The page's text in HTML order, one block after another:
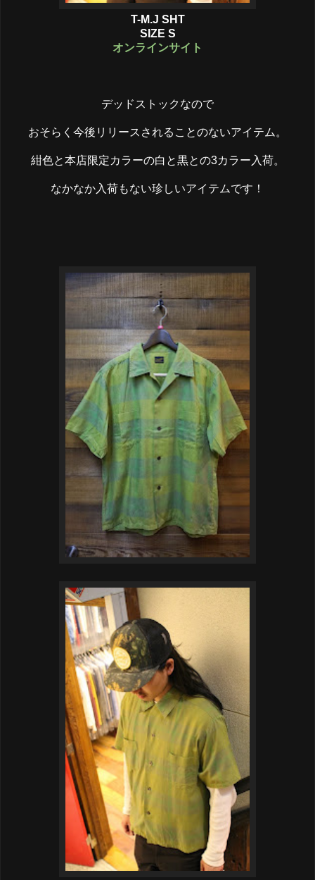
T-M.J SHT
SIZE S
オンラインサイト
デッドストックなので
おそらく今後リリースされることのないアイテム。
紺色と本店限定カラーの白と黒との3カラー入荷。
なかなか入荷もない珍しいアイテムです！